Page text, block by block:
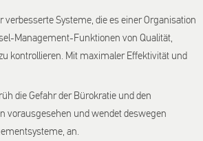
verbesserte Systeme, die es einer Organisation
Management-Funktionen von Qualität,
kontrollieren. Mit maximaler Effektivität und
die Gefahr der Bürokratie und den
vorausgesehen und wendet deswegen
an.